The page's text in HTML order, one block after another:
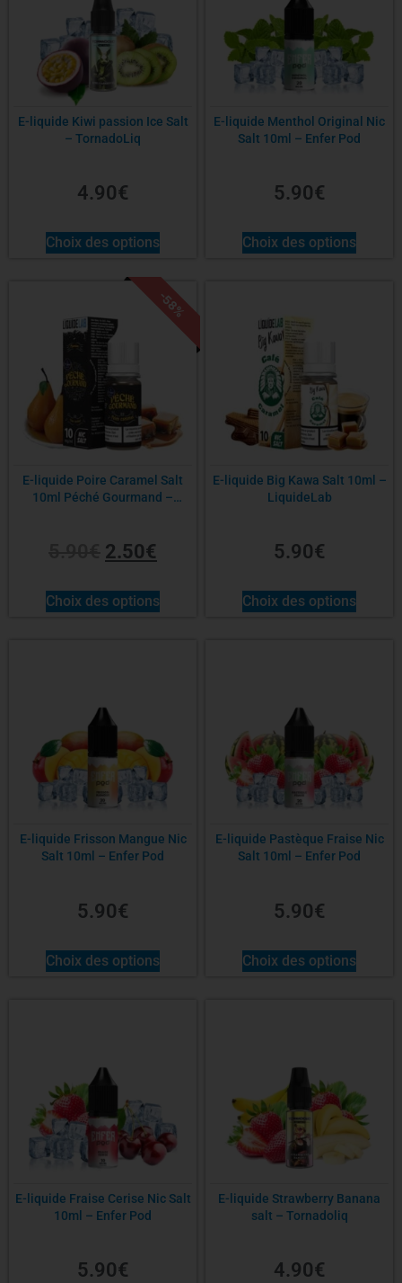
E-liquide Kiwi passion Ice Salt
– TornadoLiq
4.90€
Choix des options
E-liquide Menthol Original Nic
Salt 10ml – Enfer Pod
5.90€
Choix des options
-58%
E-liquide Poire Caramel Salt
10ml Péché Gourmand –
2.50€
Choix des options
E-liquide Big Kawa Salt 10ml –
LiquideLab
5.90€
Choix des options
E-liquide Frisson Mangue Nic
Salt 10ml – Enfer Pod
5.90€
Choix des options
E-liquide Pastèque Fraise Nic
Salt 10ml – Enfer Pod
5.90€
Choix des options
E-liquide Fraise Cerise Nic Salt
10ml – Enfer Pod
5.90€
E-liquide Strawberry Banana
salt – Tornadoliq
4.90€